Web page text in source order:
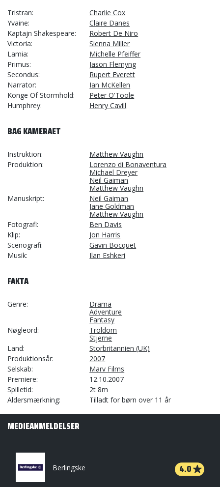
Tristran
Charlie Cox
Yvaine
Claire Danes
Kaptajn Shakespeare
Robert De Niro
Victoria
Sienna Miller
Lamia
Michelle Pfeiffer
Primus
Jason Flemyng
Secondus
Rupert Everett
Narrator
Ian McKellen
Konge Of Stormhold
Peter O'Toole
Humphrey
Henry Cavill
BAG KAMERAET
Instruktion
Matthew Vaughn
Produktion
Lorenzo di Bonaventura
Michael Dreyer
Neil Gaiman
Matthew Vaughn
Manuskript
Neil Gaiman
Jane Goldman
Matthew Vaughn
Fotografi
Ben Davis
Klip
Jon Harris
Scenografi
Gavin Bocquet
Musik
Ilan Eshkeri
FAKTA
Genre
Drama
Adventure
Fantasy
Nøgleord
Troldom
Stjerne
Land
Storbritannien (UK)
Produktionsår
2007
Selskab
Marv Films
Premiere
12.10.2007
Spilletid
2t 8m
Aldersmærkning
Tilladt for børn over 11 år
MEDIEANMELDELSER
Berlingske 4.0